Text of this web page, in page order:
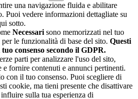
una navigazione fluida e abilitare
Puoi vedere informazioni dettagliate su
sotto.
Necessari sono memorizzati nel tuo
le funzionalità di base del sito. Questi
consenso secondo il GDPR.
parti per analizzare l'uso del sito,
e fornire contenuti e annunci pertinenti.
con il tuo consenso. Puoi scegliere di
cookie, ma tieni presente che disattivare
sulla tua esperienza di